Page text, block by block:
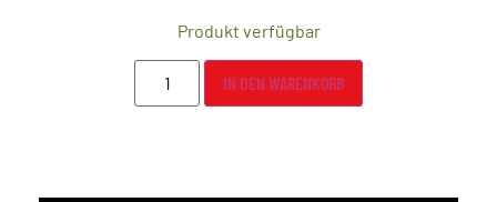
Produkt verfügbar
IN DEN WARENKORB